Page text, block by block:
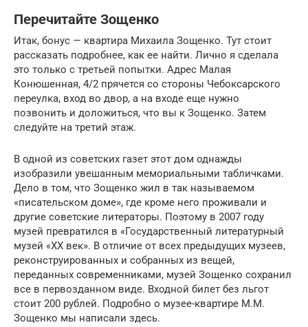
Перечитайте Зощенко
Итак, бонус — квартира Михаила Зощенко. Тут стоит
рассказать подробнее, как ее найти. Лично я сделала
это только с третьей попытки. Адрес Малая
Конюшенная, 4/2 прячется со стороны Чебоксарского
переулка, вход во двор, а на входе еще нужно
позвонить и доложиться, что вы к Зощенко. Затем
следуйте на третий этаж.
В одной из советских газет этот дом однажды
изобразили увешанным мемориальными табличками.
Дело в том, что Зощенко жил в так называемом
«писательском доме», где кроме него проживали и
другие советские литераторы. Поэтому в 2007 году
музей превратился в «Государственный литературный
музей «XX век». В отличие от всех предыдущих музеев,
реконструированных и собранных из вещей,
переданных современниками, музей Зощенко сохранил
все в первозданном виде. Входной билет без льгот
стоит 200 рублей. Подробно о музее-квартире М.М.
Зощенко мы написали здесь.